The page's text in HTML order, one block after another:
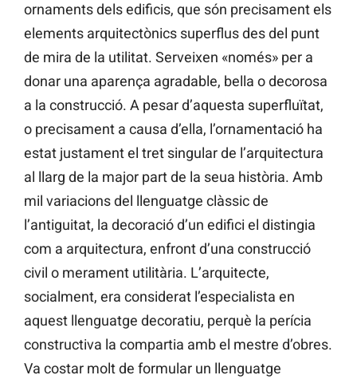
ornaments dels edificis, que són precisament els
elements arquitectònics superflus des del punt
de mira de la utilitat. Serveixen «només» per a
donar una aparença agradable, bella o decorosa
a la construcció. A pesar d’aquesta superfluïtat,
o precisament a causa d’ella, l’ornamentació ha
estat justament el tret singular de l’arquitectura
al llarg de la major part de la seua història. Amb
mil variacions del llenguatge clàssic de
l’antiguitat, la decoració d’un edifici el distingia
com a arquitectura, enfront d’una construcció
civil o merament utilitària. L’arquitecte,
socialment, era considerat l’especialista en
aquest llenguatge decoratiu, perquè la perícia
constructiva la compartia amb el mestre d’obres.
Va costar molt de formular un llenguatge